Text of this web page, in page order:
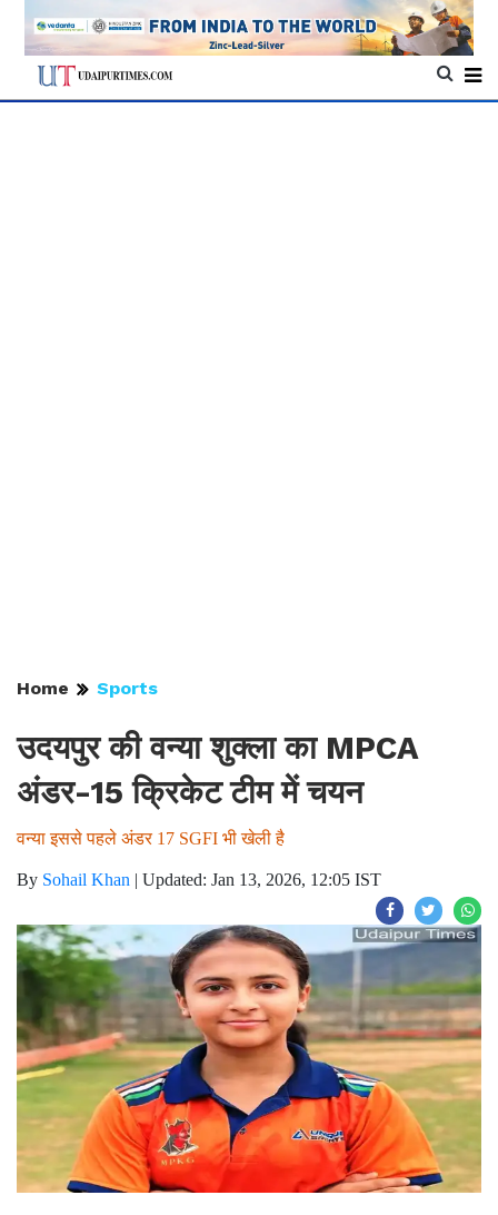
Home Sports
उदयपुर की वन्या शुक्ला का MPCA
अंडर-15 क्रिकेट टीम में चयन
वन्या इससे पहले अंडर 17 SGFI भी खेली है
By Sohail Khan | Updated: Jan 13, 2026, 12:05 IST